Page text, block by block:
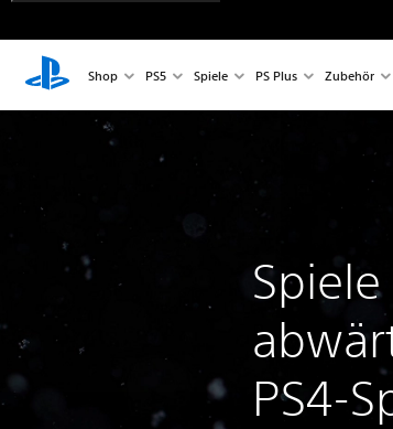
Shop PS5 Spiele PS Plus Zubehör
PS4-